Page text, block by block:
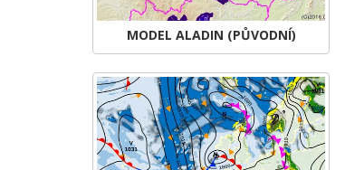
MODEL ALADIN (PŮVODNÍ)